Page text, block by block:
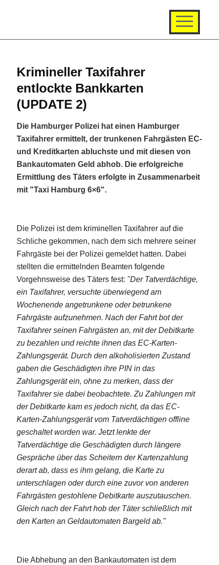
Krimineller Taxifahrer
entlockte Bankkarten
(UPDATE 2)
Die Hamburger Polizei hat einen Hamburger
Taxifahrer ermittelt, der trunkenen Fahrgästen EC-
und Kreditkarten abluchste und mit diesen von
Bankautomaten Geld abhob. Die erfolgreiche
Ermittlung des Täters erfolgte in Zusammenarbeit
mit "Taxi Hamburg 6×6".
Die Polizei ist dem kriminellen Taxifahrer auf die
Schliche gekommen, nach dem sich mehrere seiner
Fahrgäste bei der Polizei gemeldet hatten. Dabei
stellten die ermittelnden Beamten folgende
Vorgehnsweise des Täters fest: "Der Tatverdächtige,
ein Taxifahrer, versuchte überwiegend am
Wochenende angetrunkene oder betrunkene
Fahrgäste aufzunehmen. Nach der Fahrt bot der
Taxifahrer seinen Fahrgästen an, mit der Debitkarte
zu bezahlen und reichte ihnen das EC-Karten-
Zahlungsgerät. Durch den alkoholisierten Zustand
gaben die Geschädigten ihre PIN in das
Zahlungsgerät ein, ohne zu merken, dass der
Taxifahrer sie dabei beobachtete. Zu Zahlungen mit
der Debitkarte kam es jedoch nicht, da das EC-
Karten-Zahlungsgerät vom Tatverdächtigen offline
geschaltet worden war. Jetzt lenkte der
Tatverdächtige die Geschädigten durch längere
Gespräche über das Scheitern der Kartenzahlung
derart ab, dass es ihm gelang, die Karte zu
unterschlagen oder durch eine zuvor von anderen
Fahrgästen gestohlene Debitkarte auszutauschen.
Gleich nach der Fahrt hob der Täter schließlich mit
den Karten an Geldautomaten Bargeld ab."
Die Abhebung an den Bankautomaten ist dem